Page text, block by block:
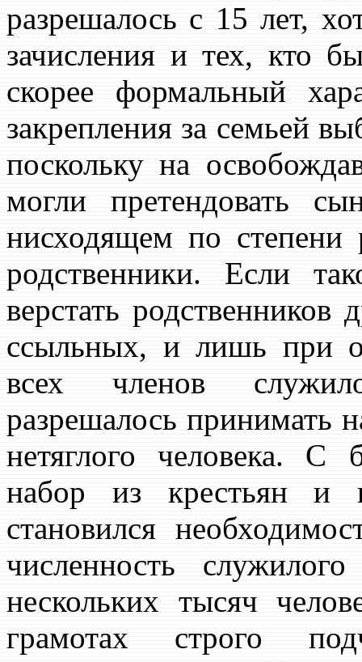
разрешалось с 15 лет,
зачисления и тех, кто
скорее формальный
закрепления за семьей
поскольку на
могли претендовать
нисходящем по степени
родственники. Если
верстать
ссыльных, и лишь при
всех членов
разрешалось принимать
нетяглого человека. С
набор из крестьян и
становился
численность
нескольких тысяч
грамотах строго